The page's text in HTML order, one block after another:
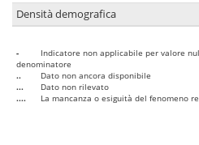
Densità demografica
-
Indicatore non applicabile per valore
denominatore
..
Dato non ancora disponibile
...
Dato non rilevato
....
La mancanza o esiguità del fenomeno